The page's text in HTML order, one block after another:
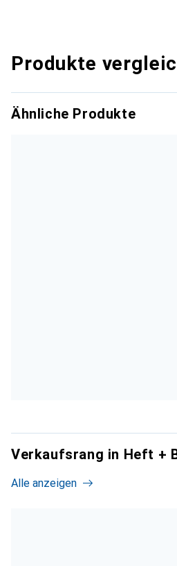
Produkte
Ähnliche Produkte
Verkaufsrang in Heft +
Alle anzeigen